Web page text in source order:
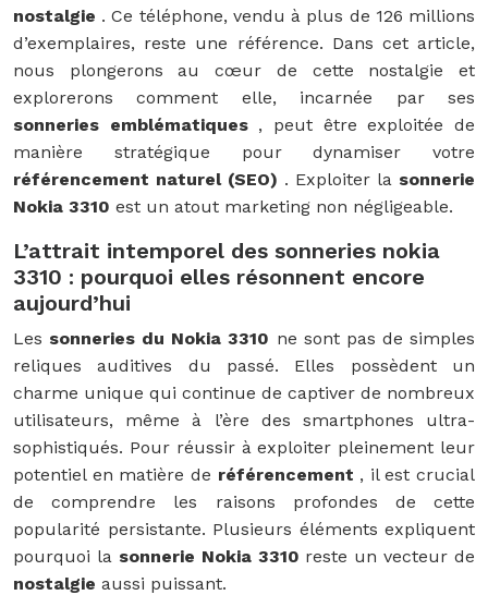
nostalgie . Ce téléphone, vendu à plus de 126 millions
d’exemplaires, reste une référence. Dans cet article,
nous plongerons au cœur de cette nostalgie et
explorerons comment elle, incarnée par ses
sonneries emblématiques , peut être exploitée de
manière stratégique pour dynamiser votre
référencement naturel (SEO) . Exploiter la sonnerie
Nokia 3310 est un atout marketing non négligeable.
L’attrait intemporel des sonneries nokia
3310 : pourquoi elles résonnent encore
aujourd’hui
Les sonneries du Nokia 3310 ne sont pas de simples
reliques auditives du passé. Elles possèdent un
charme unique qui continue de captiver de nombreux
utilisateurs, même à l’ère des smartphones ultra-
sophistiqués. Pour réussir à exploiter pleinement leur
potentiel en matière de référencement , il est crucial
de comprendre les raisons profondes de cette
popularité persistante. Plusieurs éléments expliquent
pourquoi la sonnerie Nokia 3310 reste un vecteur de
nostalgie aussi puissant.